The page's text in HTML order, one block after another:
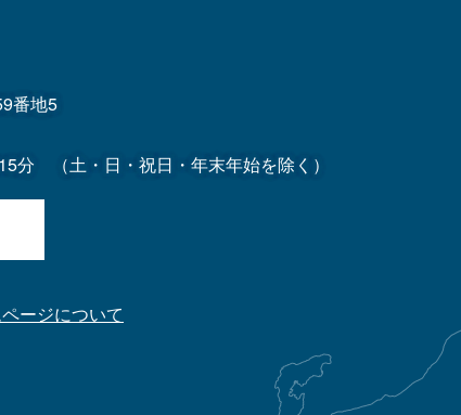
番地5
分
（土・日・祝日・年末年始を除く）
ージについて